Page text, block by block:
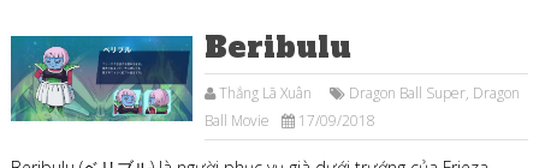
Beribulu
Thắng Lã Xuân Dragon Ball Super, Dragon
Ball Movie
17/09/2018